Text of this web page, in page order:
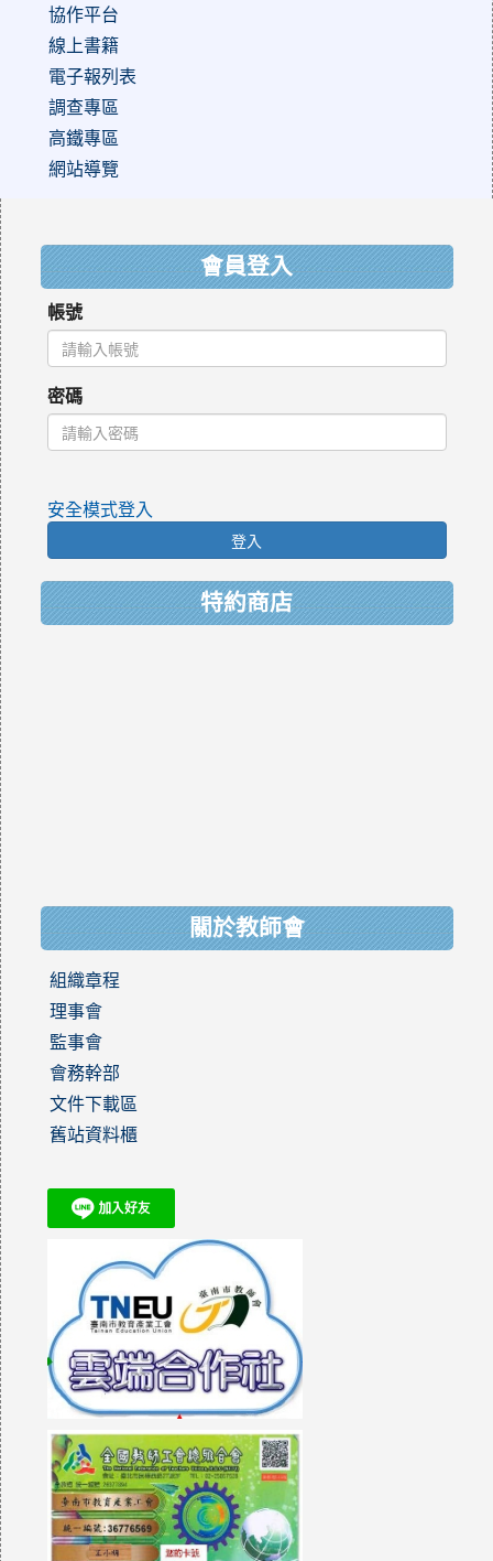
協作平台
線上書籍
電子報列表
調查專區
高鐵專區
網站導覽
會員登入
帳號
密碼
安全模式登入
登入
特約商店
關於教師會
組織章程
理事會
監事會
會務幹部
文件下載區
舊站資料櫃